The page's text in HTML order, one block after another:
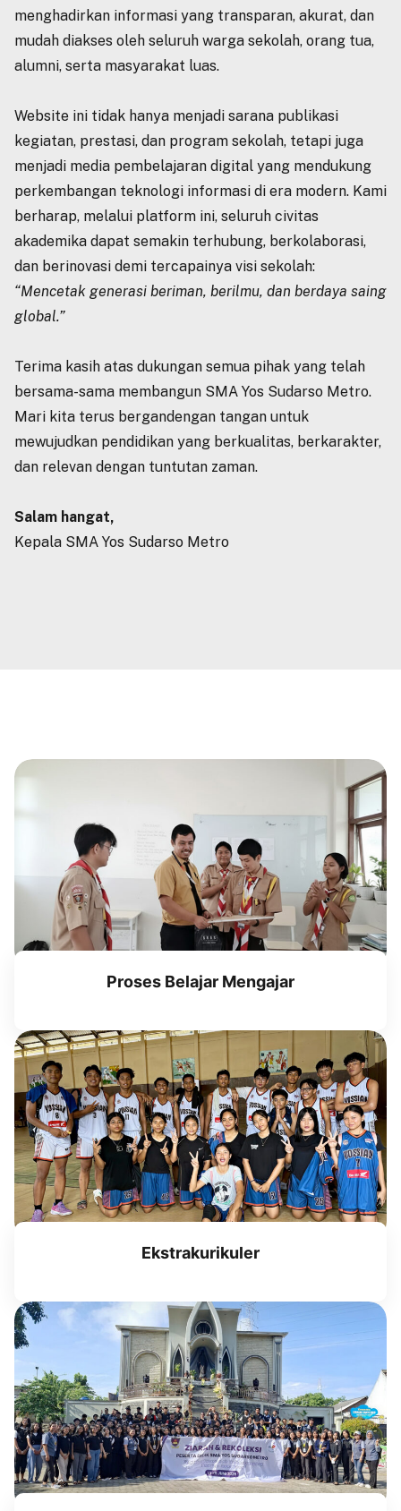
menghadirkan informasi yang transparan, akurat, dan
mudah diakses oleh seluruh warga sekolah, orang tua,
alumni, serta masyarakat luas.
Website ini tidak hanya menjadi sarana publikasi
kegiatan, prestasi, dan program sekolah, tetapi juga
menjadi media pembelajaran digital yang mendukung
perkembangan teknologi informasi di era modern. Kami
berharap, melalui platform ini, seluruh civitas
akademika dapat semakin terhubung, berkolaborasi,
dan berinovasi demi tercapainya visi sekolah:
“Mencetak generasi beriman, berilmu, dan berdaya saing
global.”
Terima kasih atas dukungan semua pihak yang telah
bersama-sama membangun SMA Yos Sudarso Metro.
Mari kita terus bergandengan tangan untuk
mewujudkan pendidikan yang berkualitas, berkarakter,
dan relevan dengan tuntutan zaman.
Salam hangat,
Kepala SMA Yos Sudarso Metro
Proses Belajar Mengajar
Ekstrakurikuler